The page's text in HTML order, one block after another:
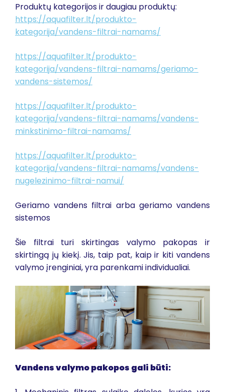
Produktų kategorijos ir daugiau produktų:
https://aquafilter.lt/produkto-
kategorija/vandens-filtrai-namams/
https://aquafilter.lt/produkto-
kategorija/vandens-filtrai-namams/geriamo-
vandens-sistemos/
https://aquafilter.lt/produkto-
kategorija/vandens-filtrai-namams/vandens-
minkstinimo-filtrai-namams/
https://aquafilter.lt/produkto-
kategorija/vandens-filtrai-namams/vandens-
nugelezinimo-filtrai-namui/
Geriamo vandens filtrai arba geriamo vandens
sistemos
Šie filtrai turi skirtingas valymo pakopas ir
skirtingą jų kiekį. Jis, taip pat, kaip ir kiti vandens
valymo įrenginiai, yra parenkami individualiai.
Vandens valymo pakopos gali būti: